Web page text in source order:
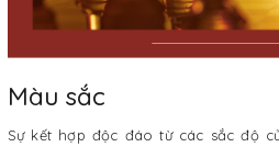
Màu sắc
Sự kết hợp độc đáo từ các sắc độ